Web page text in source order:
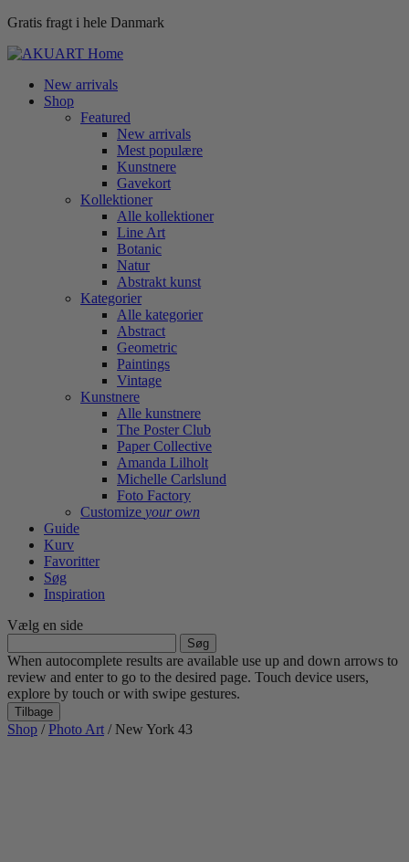
Gratis fragt i hele Danmark
New arrivals
Shop
Featured
New arrivals
Mest populære
Kunstnere
Gavekort
Kollektioner
Alle kollektioner
Line Art
Botanic
Natur
Abstrakt kunst
Kategorier
Alle kategorier
Abstract
Geometric
Paintings
Vintage
Kunstnere
Alle kunstnere
The Poster Club
Paper Collective
Amanda Lilholt
Michelle Carlslund
Foto Factory
Customize your own
Guide
Kurv
Favoritter
Søg
Inspiration
Vælg en side
efter:
When autocomplete results are available use up and down arrows to
review and enter to go to the desired page. Touch device users,
explore by touch or with swipe gestures.
Tilbage
Shop /Photo Art / New York 43